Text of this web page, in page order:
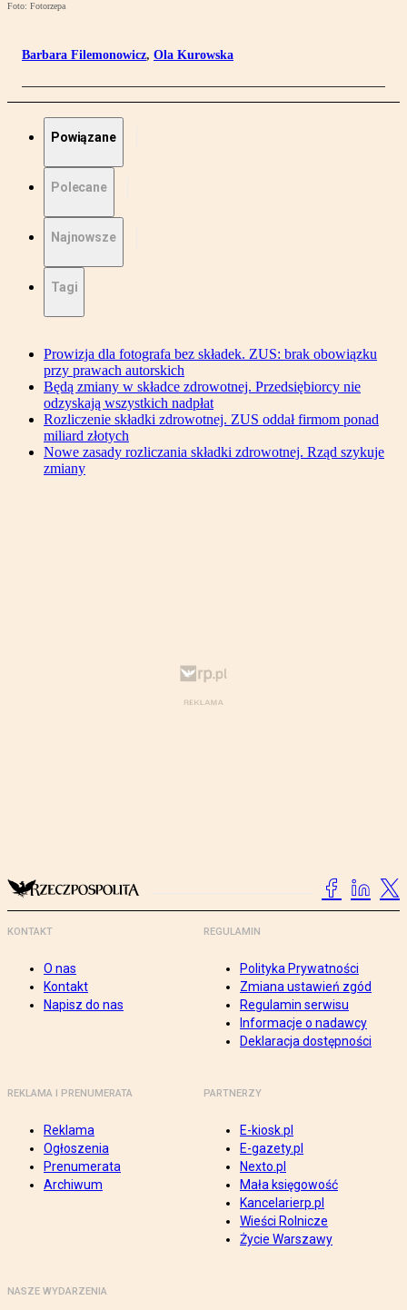
Foto: Fotorzepa
Barbara Filemonowicz, Ola Kurowska
Powiązane
Polecane
Najnowsze
Tagi
Prowizja dla fotografa bez składek. ZUS: brak obowiązku
przy prawach autorskich
Będą zmiany w składce zdrowotnej. Przedsiębiorcy nie
odzyskają wszystkich nadpłat
Rozliczenie składki zdrowotnej. ZUS oddał firmom ponad
miliard złotych
Nowe zasady rozliczania składki zdrowotnej. Rząd szykuje
zmiany
KONTAKT
O nas
Kontakt
Napisz do nas
REGULAMIN
Polityka Prywatności
Zmiana ustawień zgód
Regulamin serwisu
Informacje o nadawcy
Deklaracja dostępności
REKLAMA I PRENUMERATA
Reklama
Ogłoszenia
Prenumerata
Archiwum
PARTNERZY
E-kiosk.pl
E-gazety.pl
Nexto.pl
Mała księgowość
Kancelarierp.pl
Wieści Rolnicze
Życie Warszawy
NASZE WYDARZENIA